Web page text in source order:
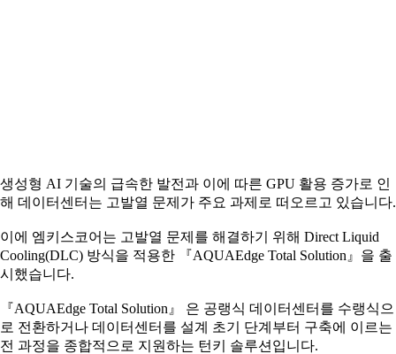
생성형 AI 기술의 급속한 발전과 이에 따른 GPU 활용 증가로 인
해 데이터센터는 고발열 문제가 주요 과제로 떠오르고 있습니다.
이에 엠키스코어는 고발열 문제를 해결하기 위해 Direct Liquid
Cooling(DLC) 방식을 적용한 『AQUAEdge Total Solution』을 출
시했습니다.
『AQUAEdge Total Solution』 은 공랭식 데이터센터를 수랭식으
로 전환하거나 데이터센터를 설계 초기 단계부터 구축에 이르는
전 과정을 종합적으로 지원하는 턴키 솔루션입니다.